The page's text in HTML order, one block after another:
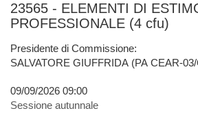
23565 - ELEMENTI DI
PROFESSIONALE (4 cfu)
Presidente di Commissione:
SALVATORE GIUFFRIDA (PA CEAR-
09/09/2026 09:00
Sessione autunnale